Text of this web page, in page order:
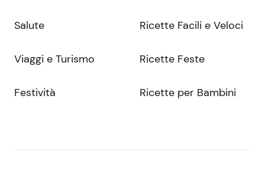
Salute
Viaggi e Turismo
Festività
Ricette Facili e Veloci
Ricette Feste
Ricette per Bambini